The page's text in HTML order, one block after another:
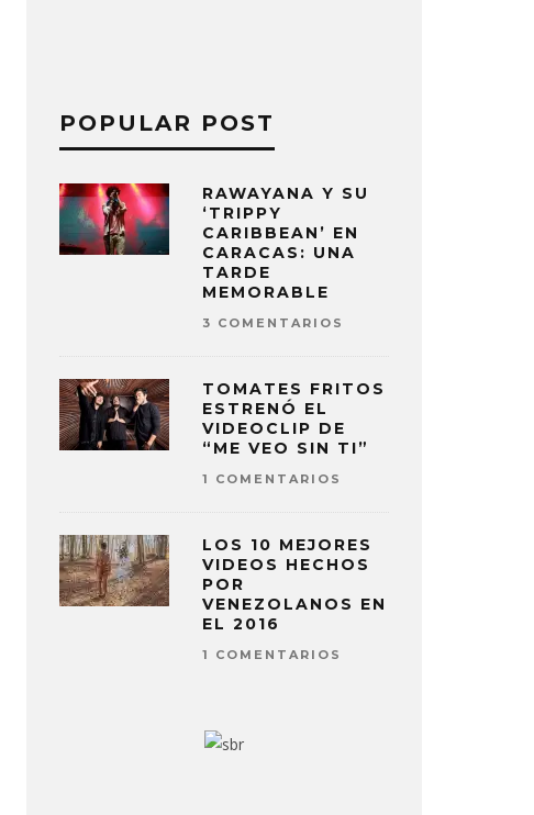
POPULAR POST
RAWAYANA Y SU
‘TRIPPY
CARIBBEAN’ EN
CARACAS: UNA
TARDE
MEMORABLE
3 COMENTARIOS
TOMATES FRITOS
ESTRENÓ EL
VIDEOCLIP DE
“ME VEO SIN TI”
1 COMENTARIOS
LOS 10 MEJORES
VIDEOS HECHOS
POR
VENEZOLANOS EN
EL 2016
1 COMENTARIOS